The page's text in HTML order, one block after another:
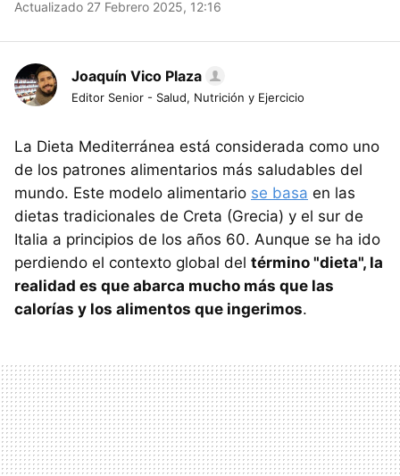
Actualizado 27 Febrero 2025, 12:16
Joaquín Vico Plaza
Editor Senior - Salud, Nutrición y Ejercicio
La Dieta Mediterránea está considerada como uno
de los patrones alimentarios más saludables del
mundo. Este modelo alimentario se basa en las
dietas tradicionales de Creta (Grecia) y el sur de
Italia a principios de los años 60. Aunque se ha ido
perdiendo el contexto global del término "dieta", la
realidad es que abarca mucho más que las
calorías y los alimentos que ingerimos.